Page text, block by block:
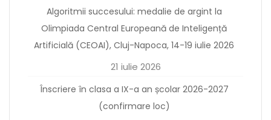
Algoritmii succesului: medalie de argint la
Olimpiada Central Europeană de Inteligență
Artificială (CEOAI), Cluj-Napoca, 14-19 iulie 2026
21 iulie 2026
Înscriere în clasa a IX-a an școlar 2026-2027
(confirmare loc)